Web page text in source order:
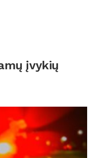
įvykių